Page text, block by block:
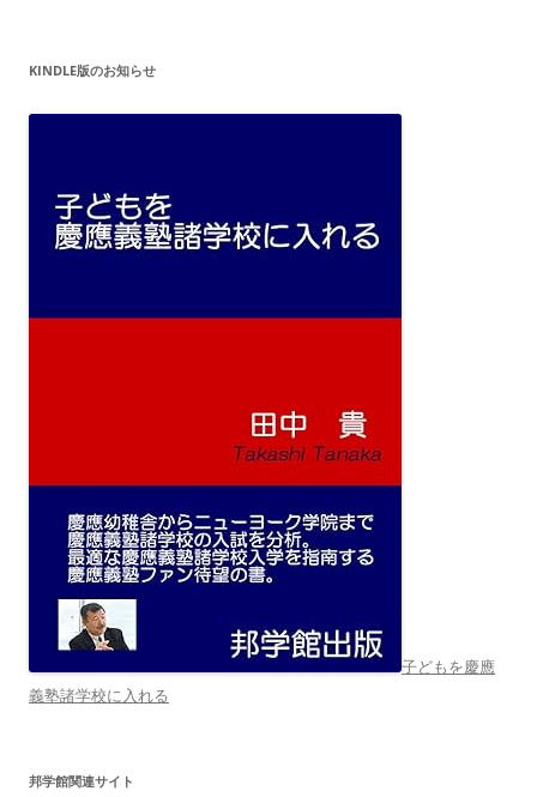
KINDLE版のお知らせ
子どもを慶應
義塾諸学校に入れる
邦学館関連サイト